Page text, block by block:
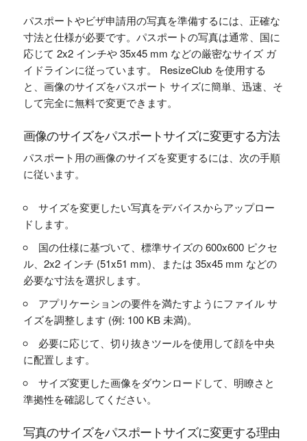
パスポートやビザ申請用の写真を準備するには、正確な
寸法と仕様が必要です。パスポートの写真は通常、国に
応じて 2x2 インチや 35x45 mm などの厳密なサイズ ガ
イドラインに従っています。 ResizeClub を使用する
と、画像のサイズをパスポート サイズに簡単、迅速、そ
して完全に無料で変更できます。
画像のサイズをパスポートサイズに変更する方法
パスポート用の画像のサイズを変更するには、次の手順
に従います。
サイズを変更したい写真をデバイスからアップロー
ドします。
国の仕様に基づいて、標準サイズの 600x600 ピクセ
ル、2x2 インチ (51x51 mm)、または 35x45 mm などの
必要な寸法を選択します。
アプリケーションの要件を満たすようにファイル サ
イズを調整します (例: 100 KB 未満)。
必要に応じて、切り抜きツールを使用して顔を中央
に配置します。
サイズ変更した画像をダウンロードして、明瞭さと
準拠性を確認してください。
写真のサイズをパスポートサイズに変更する理由